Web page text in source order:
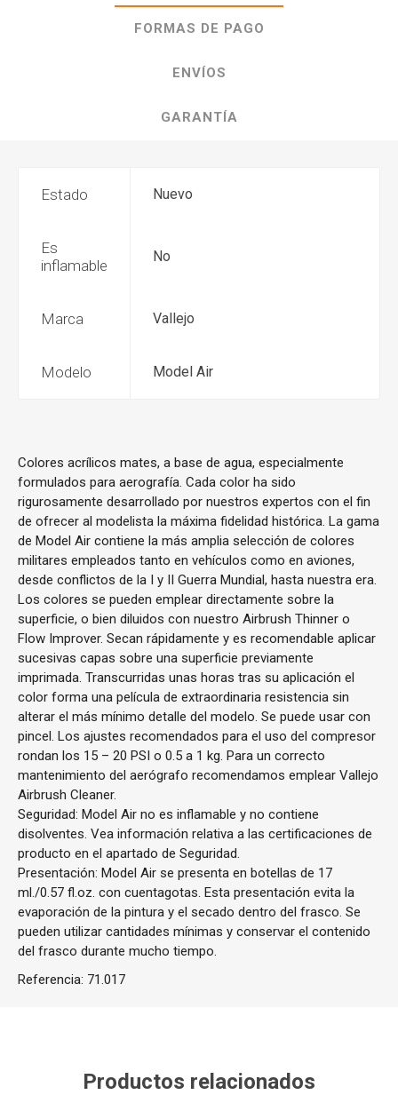
FORMAS DE PAGO
ENVÍOS
GARANTÍA
Estado Nuevo
Es
inflamable
No
Marca Vallejo
Modelo Model Air
Colores acrílicos mates, a base de agua, especialmente
formulados para aerografía. Cada color ha sido
rigurosamente desarrollado por nuestros expertos con el fin
de ofrecer al modelista la máxima fidelidad histórica. La gama
de Model Air contiene la más amplia selección de colores
militares empleados tanto en vehículos como en aviones,
desde conflictos de la I y II Guerra Mundial, hasta nuestra era.
Los colores se pueden emplear directamente sobre la
superficie, o bien diluidos con nuestro Airbrush Thinner o
Flow Improver. Secan rápidamente y es recomendable aplicar
sucesivas capas sobre una superficie previamente
imprimada. Transcurridas unas horas tras su aplicación el
color forma una película de extraordinaria resistencia sin
alterar el más mínimo detalle del modelo. Se puede usar con
pincel. Los ajustes recomendados para el uso del compresor
rondan los 15 – 20 PSI o 0.5 a 1 kg. Para un correcto
mantenimiento del aerógrafo recomendamos emplear Vallejo
Airbrush Cleaner.
Seguridad: Model Air no es inflamable y no contiene
disolventes. Vea información relativa a las certificaciones de
producto en el apartado de Seguridad.
Presentación: Model Air se presenta en botellas de 17
ml./0.57 fl.oz. con cuentagotas. Esta presentación evita la
evaporación de la pintura y el secado dentro del frasco. Se
pueden utilizar cantidades mínimas y conservar el contenido
del frasco durante mucho tiempo.
Referencia: 71.017
Productos relacionados